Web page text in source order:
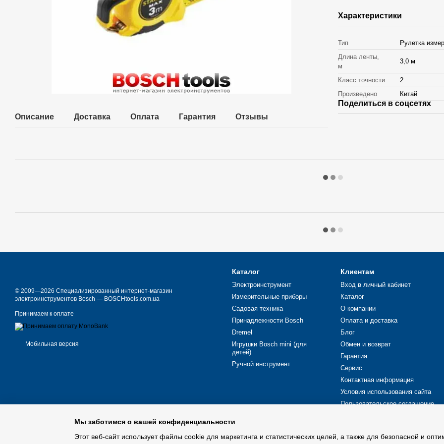
Описание Доставка Оплата Гарантия Отзывы
Характеристики
Тип
Рулетка
Длина ленты,
м
3,0 м
Класс точности
2
Произведено
Китай
Поделиться в соцсетях
© 2009—2026 Специализированный интернет-магазин
электроинструментов Bosch — BOSCHtools.com.ua
Принимаем к оплате
Мобильная версия
Каталог
Электроинструмент
Измерительные приборы
Садовая техника
Принадлежности Bosch
Dremel
Игрушки Bosch mini (для
детей)
Ручной инструмент
Клиентам
Вход в личный кабинет
Каталог
О компании
Оплата и доставка
Блог
Обмен и возврат
Гарантия
Сервис
Контактная информация
Условия использования сайта
Пользовательское соглашение
Мы заботимся о вашей конфиденциальности
Этот веб-сайт использует файлы cookie для маркетинга и статистических целей, а также для безопасной и